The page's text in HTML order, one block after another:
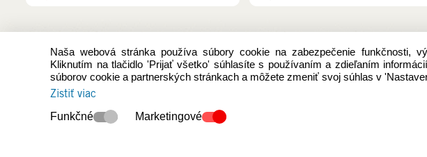
Naša webová stránka používa súbory cookie na zabezpečenie funkčnosti,
Kliknutím na tlačidlo 'Prijať všetko' súhlasíte s používaním a zdieľaním
súborov cookie a partnerských stránkach a môžete zmeniť svoj súhlas v
Zistiť viac
Funkčné Marketingové